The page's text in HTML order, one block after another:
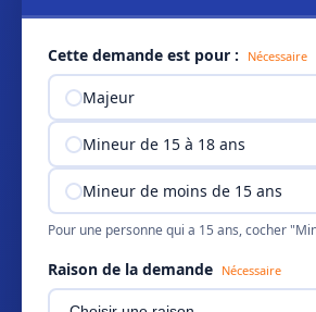
Cette demande est pour : Nécessaire
Majeur
Mineur de 15 à 18 ans
Mineur de moins de 15 ans
Pour une personne qui a 15 ans, cocher
Raison de la demande Nécessaire